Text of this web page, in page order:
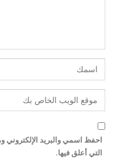
احفظ اسمي والبريد الإلكتروني
التي أعلق فيها.